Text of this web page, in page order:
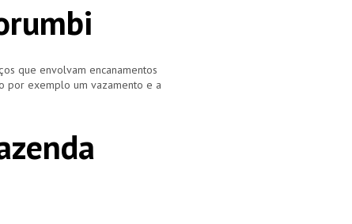
que envolvam encanamentos
por exemplo um vazamento e a